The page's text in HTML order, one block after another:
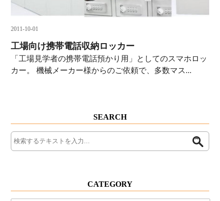
2011-10-01
工場向け携帯電話収納ロッカー
「工場見学者の携帯電話預かり用」としてのスマホロッ
カー。 機械メーカー様からのご依頼で、多数マス...
SEARCH
CATEGORY